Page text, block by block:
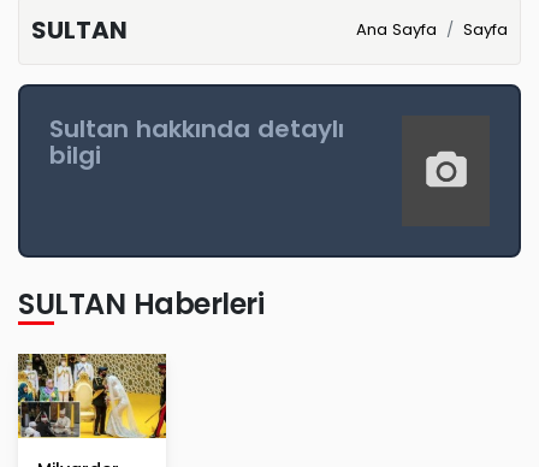
SULTAN Ana Sayfa Sayfa
Sultan hakkında detaylı
bilgi
SULTAN Haberleri